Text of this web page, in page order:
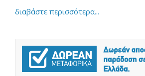
διαβάστε περισσότερα...